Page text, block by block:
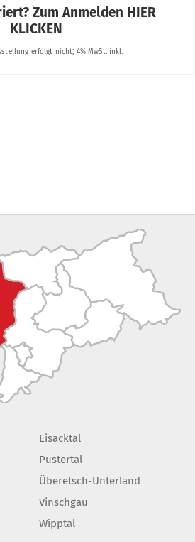
Eisacktal
Pustertal
Überetsch-Unterland
Vinschgau
Wipptal